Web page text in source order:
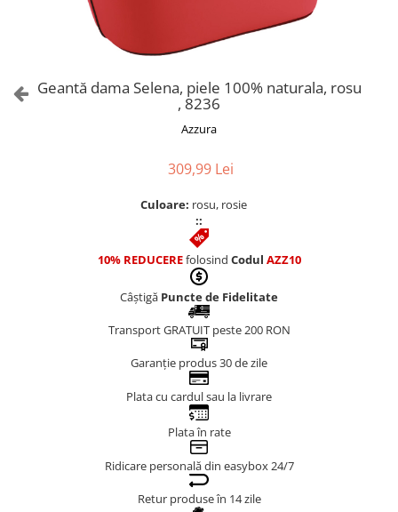
Genți Albe
Geantă dama Selena, piele 100% naturala, rosu
, 8236
Azzura
309,99 Lei
Culoare: rosu, rosie
::
10% REDUCEREfolosind Codul AZZ10
Câștigă Puncte de Fidelitate
Transport GRATUIT peste 200 RON
Garanție produs 30 de zile
Plata cu cardul sau la livrare
Plata în rate
Ridicare personală din easybox 24/7
Retur produse în 14 zile